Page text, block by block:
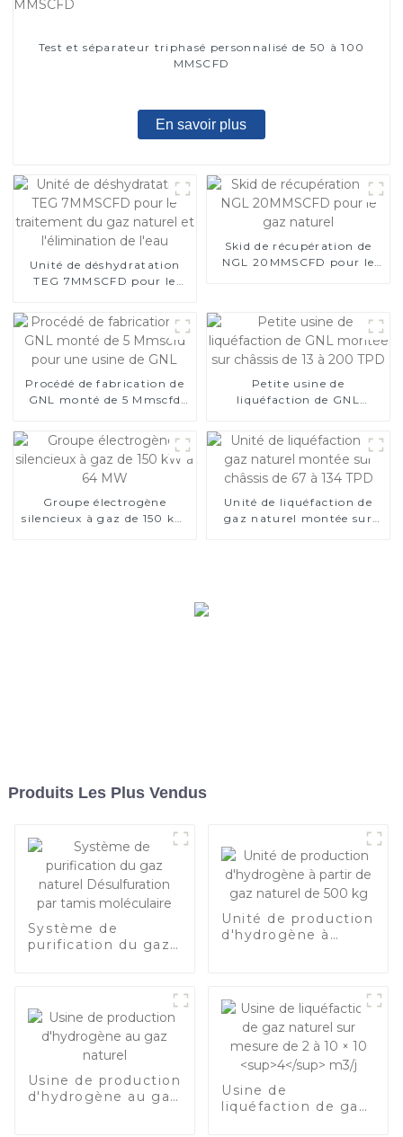
Test et séparateur triphasé personnalisé de 50 à 100
MMSCFD
En savoir plus
Unité de déshydratation
TEG 7MMSCFD pour le
Skid de récupération de
NGL 20MMSCFD pour le
Procédé de fabrication de
GNL monté de 5 Mmscfd
Petite usine de
liquéfaction de GNL
Groupe électrogène
silencieux à gaz de 150 kW
Unité de liquéfaction de
gaz naturel montée sur
Produits Les Plus Vendus
Système de
purification du gaz
Unité de production
d'hydrogène à
Usine de production
d'hydrogène au gaz
Usine de
liquéfaction de gaz